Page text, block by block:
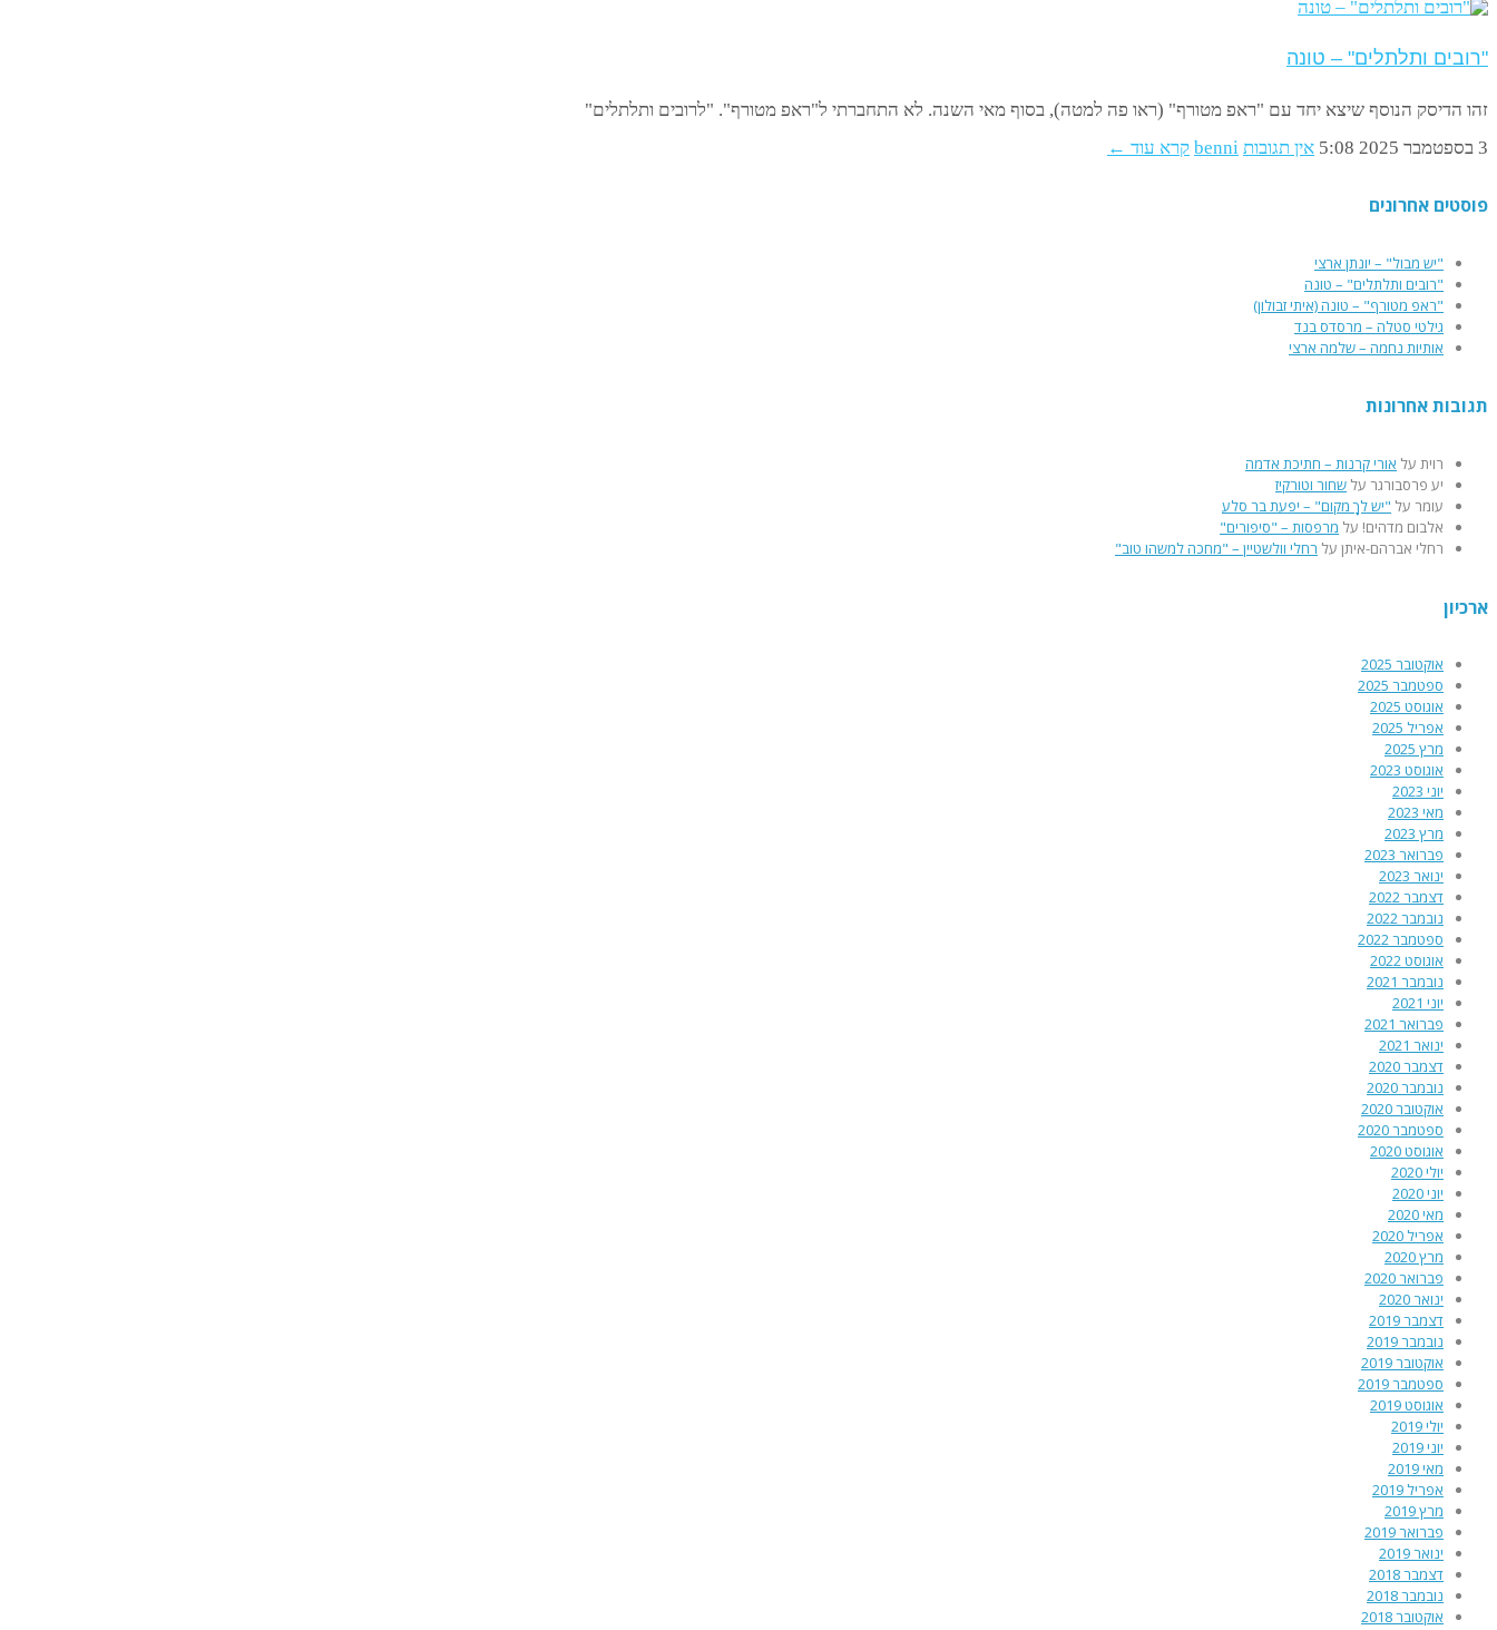
"רובים ותלתלים" – טונה
זהו הדיסק הנוסף שיצא יחד עם "ראפ מטורף" (ראו פה למטה), בסוף מאי השנה. לא התחברתי ל"ראפ מטורף". "לרובים ותלתלים"
3 בספטמבר 2025
5:08 אין תגובות benni קרא עוד ←
פוסטים אחרונים
"יש מבול" – יונתן ארצי
"רובים ותלתלים" – טונה
"ראפ מטורף" – טונה (איתי זבולון)
גילטי סטלה – מרסדס בנד
אותיות נחמה – שלמה ארצי
תגובות אחרונות
רוית על אורי קרנות – חתיכת אדמה
יע פרסבורגר על שחור וטורקיז
עומר על "יש לךָ מקום" – יפעת בר סלע
אלבום מדהים! על מרפסות – "סיפורים"
רחלי אברהם-איתן על רחלי וולשטיין – "מחכה למשהו טוב"
ארכיון
אוקטובר 2025
ספטמבר 2025
אוגוסט 2025
אפריל 2025
מרץ 2025
אוגוסט 2023
יוני 2023
מאי 2023
מרץ 2023
פברואר 2023
ינואר 2023
דצמבר 2022
נובמבר 2022
ספטמבר 2022
אוגוסט 2022
נובמבר 2021
יוני 2021
פברואר 2021
ינואר 2021
דצמבר 2020
נובמבר 2020
אוקטובר 2020
ספטמבר 2020
אוגוסט 2020
יולי 2020
יוני 2020
מאי 2020
אפריל 2020
מרץ 2020
פברואר 2020
ינואר 2020
דצמבר 2019
נובמבר 2019
אוקטובר 2019
ספטמבר 2019
אוגוסט 2019
יולי 2019
יוני 2019
מאי 2019
אפריל 2019
מרץ 2019
פברואר 2019
ינואר 2019
דצמבר 2018
נובמבר 2018
אוקטובר 2018